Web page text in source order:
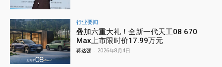
行业要闻
叠加六重大礼！全新一代天工08 670
Max上市限时价17.99万元
蒋达强 - 2026年8月4日